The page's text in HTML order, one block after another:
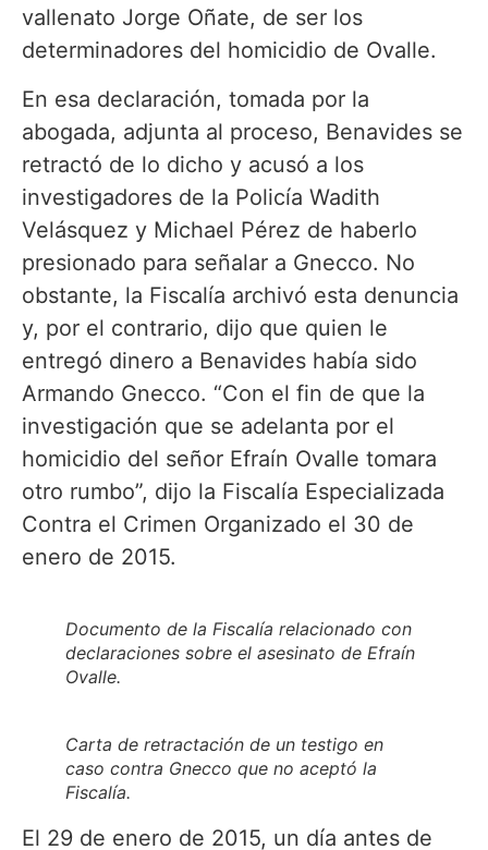
vallenato Jorge Oñate, de ser los
determinadores del homicidio de Ovalle.
En esa declaración, tomada por la
abogada, adjunta al proceso, Benavides se
retractó de lo dicho y acusó a los
investigadores de la Policía Wadith
Velásquez y Michael Pérez de haberlo
presionado para señalar a Gnecco. No
obstante, la Fiscalía archivó esta denuncia
y, por el contrario, dijo que quien le
entregó dinero a Benavides había sido
Armando Gnecco. “Con el fin de que la
investigación que se adelanta por el
homicidio del señor Efraín Ovalle tomara
otro rumbo”, dijo la Fiscalía Especializada
Contra el Crimen Organizado el 30 de
enero de 2015.
Documento de la Fiscalía relacionado con
declaraciones sobre el asesinato de Efraín
Ovalle.
Carta de retractación de un testigo en
caso contra Gnecco que no aceptó la
Fiscalía.
El 29 de enero de 2015, un día antes de